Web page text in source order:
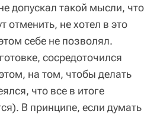
допускал такой мысли, что
отменить, не хотел в это
себе не позволял.
сосредоточился
на том, чтобы делать
что все в итоге
В принципе, если думать